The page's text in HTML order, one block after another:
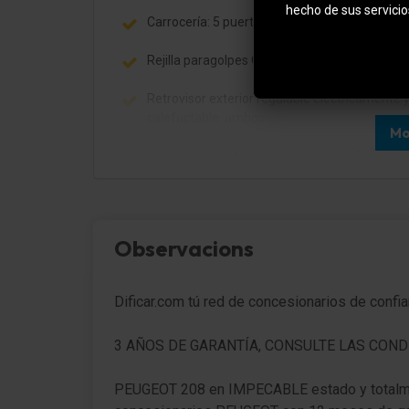
Carrocería: 5 puertas
Rejilla paragolpes Cromado
Retrovisor exterior regulable eléctricamente y
Retrovisor exterior con Tapas coberteras
Intermitente en Retrovisor exterior integrad.
Leaving Home)
Observacions
Dificar.com tú red de concesionarios de
3 AÑOS DE GARANTÍA, CONSULTE LAS
PEUGEOT 208 en IMPECABLE estado y
hecho de sus